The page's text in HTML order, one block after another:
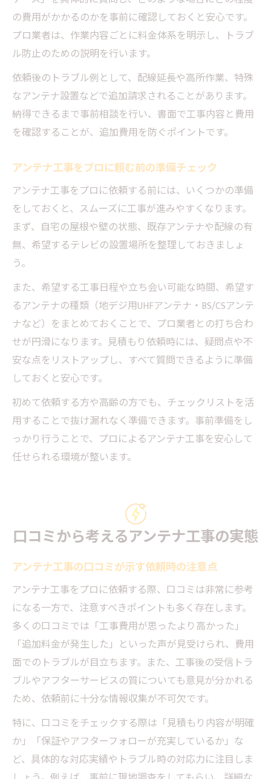
の費用がかかるのかを事前に確認しておくと安心です。
プロ業者は、作業内容ごとに料金体系を明示し、トラブ
ル防止のための説明を行います。
依頼後のトラブル例として、配線延長や高所作業、特殊
なアンテナ設置などで追加請求されることがあります。
納得できるまで事前相談を行い、書面で工事内容と費用
を確認することが、追加費用を防ぐポイントです。
アンテナ工事をプロに頼む前の準備チェック
アンテナ工事をプロに依頼する前には、いくつかの準備
をしておくと、スムーズに工事が進みやすくなります。
まず、自宅の屋根や壁の状態、既存アンテナや配線の有
無、希望するテレビの設置場所を整理しておきましょ
う。
また、希望する工事日程や立ち会い可能な時間、希望す
るアンテナの種類（地デジ用UHFアンテナ・BS/CSアンテ
ナなど）をまとめておくことで、プロ業者との打ち合わ
せが円滑になります。見積もり依頼時には、疑問点や不
安な点をリストアップし、すべて質問できるように準備
しておくと安心です。
初めて依頼する方や高齢の方でも、チェックリストを活
用することで抜け漏れなく準備できます。事前準備をし
っかり行うことで、プロによるアンテナ工事を安心して
任せられる環境が整います。
口コミから考えるアンテナ工事の実態
アンテナ工事の口コミが示す依頼時の注意点
アンテナ工事をプロに依頼する際、口コミは非常に参考
になる一方で、注意すべきポイントも多く存在します。
多くの口コミでは「工事費用が思ったより高かった」
「追加料金が発生した」といった声が見受けられ、費用
面でのトラブルが目立ちます。また、工事後の受信トラ
ブルやアフターサービスの質についても意見が分かれる
ため、依頼前に十分な情報収集が不可欠です。
特に、口コミをチェックする際は「見積もり内容が明確
か」「保証やアフターフォローが充実しているか」な
ど、具体的な対応実績やトラブル時の対応力に注目しま